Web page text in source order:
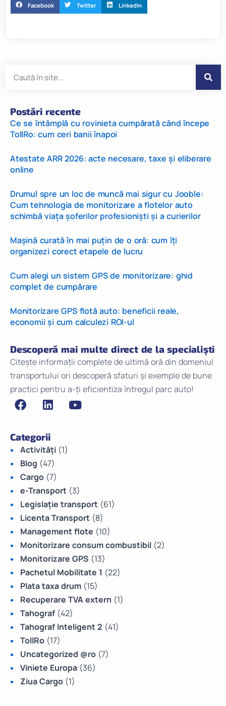
Facebook Twitter LinkedIn
Postări recente
Ce se întâmplă cu rovinieta cumpărată când începe
TollRo: cum ceri banii înapoi
Atestate ARR 2026: acte necesare, taxe și eliberare
online
Drumul spre un loc de muncă mai sigur cu Jooble:
Cum tehnologia de monitorizare a flotelor auto
schimbă viața șoferilor profesioniști și a curierilor
Mașină curată în mai puțin de o oră: cum îți
organizezi corect etapele de lucru
Cum alegi un sistem GPS de monitorizare: ghid
complet de cumpărare
Monitorizare GPS flotă auto: beneficii reale,
economii și cum calculezi ROI-ul
Descoperă mai multe direct de la specialiști
Citește informații complete de ultimă oră din domeniul
transportului ori descoperă sfaturi și exemple de bune
practici pentru a-ți eficientiza întregul parc auto!
Categorii
Activități (1)
Blog (47)
Cargo (7)
e-Transport (3)
Legislație transport (61)
Licenta Transport (8)
Management flote (10)
Monitorizare consum combustibil (2)
Monitorizare GPS (13)
Pachetul Mobilitate 1 (22)
Plata taxa drum (15)
Recuperare TVA extern (1)
Tahograf (42)
Tahograf Inteligent 2 (41)
TollRo (17)
Uncategorized @ro (7)
Viniete Europa (36)
Ziua Cargo (1)